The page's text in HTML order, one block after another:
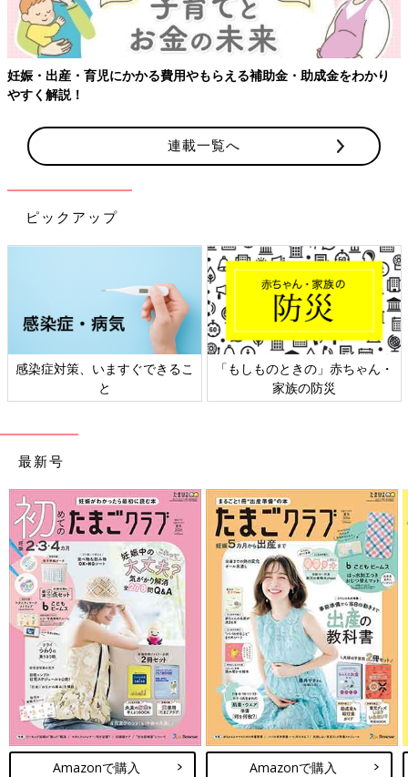
成金をわかり
連載一覧へ
ピックアップ
ものときの」赤ちゃん・
日本外来小児科学会リーフレッ
ト検討会
六星
最新号
Amazonで購入 Amazonで購入